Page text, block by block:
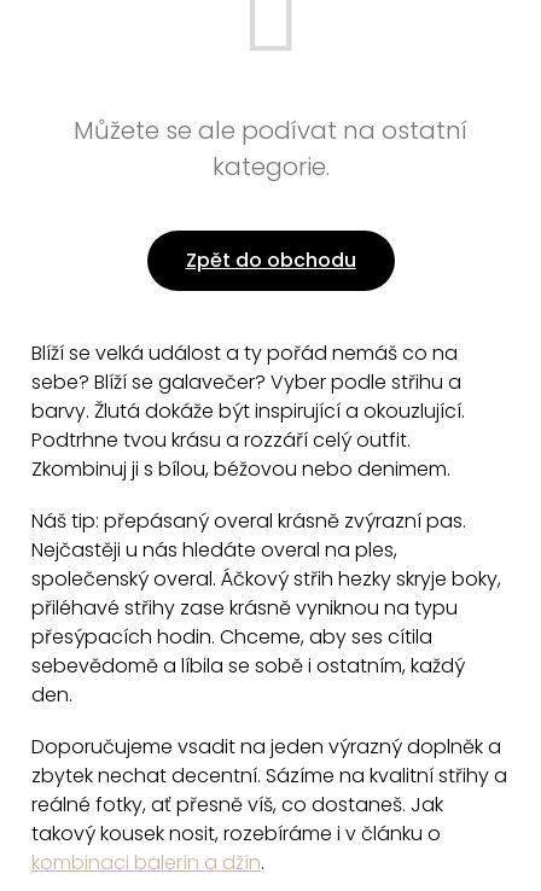
Můžete se ale podívat na ostatní
kategorie.
Zpět do obchodu
Blíží se velká událost a ty pořád nemáš co na
sebe? Blíží se galavečer? Vyber podle střihu a
barvy. Žlutá dokáže být inspirující a okouzlující.
Podtrhne tvou krásu a rozzáří celý outfit.
Zkombinuj ji s bílou, béžovou nebo denimem.
Náš tip: přepásaný overal krásně zvýrazní pas.
Nejčastěji u nás hledáte overal na ples,
společenský overal. Áčkový střih hezky skryje boky,
přiléhavé střihy zase krásně vyniknou na typu
přesýpacích hodin. Chceme, aby ses cítila
sebevědomě a líbila se sobě i ostatním, každý
den.
Doporučujeme vsadit na jeden výrazný doplněk a
zbytek nechat decentní. Sázíme na kvalitní střihy a
reálné fotky, ať přesně víš, co dostaneš. Jak
takový kousek nosit, rozebíráme i v článku o
kombinaci balerín a džín.